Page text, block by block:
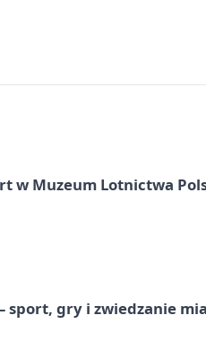
w Muzeum Lotnictwa
sport, gry i zwiedzanie